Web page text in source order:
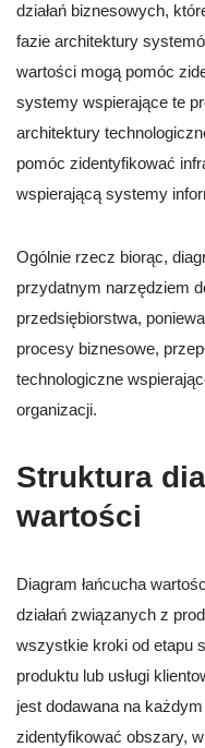
działań biznesowych,
fazie architektury
wartości mogą pomóc
systemy wspierające te
architektury
pomóc zidentyfikować
wspierającą systemy
Ogólnie rzecz biorąc,
przydatnym narzędziem
przedsiębiorstwa,
procesy biznesowe,
technologiczne
organizacji.
Struktura
wartości
Diagram łańcucha
działań związanych z
wszystkie kroki od etapu
produktu lub usługi
jest dodawana na
zidentyfikować obszary,